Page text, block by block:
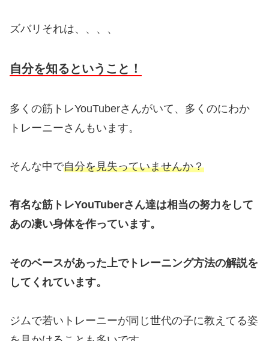
ズバリそれは、、、、
自分を知るということ！
多くの筋トレYouTuberさんがいて、多くのにわか
トレーニーさんもいます。
そんな中で自分を見失っていませんか？
有名な筋トレYouTuberさん達は相当の努力をして
あの凄い身体を作っています。
そのベースがあった上でトレーニング方法の解説を
してくれています。
ジムで若いトレーニーが同じ世代の子に教えてる姿